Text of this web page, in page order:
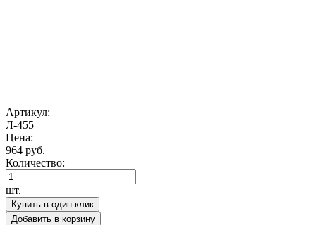
Артикул:
Л-455
Цена:
964 руб.
Количество:
шт.
Купить в один клик
Добавить в корзину